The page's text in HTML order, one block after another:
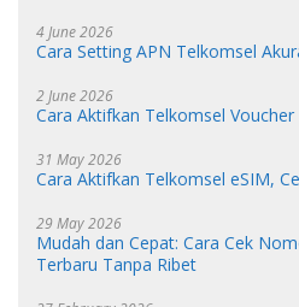
4 June 2026
Cara Setting APN Telkomsel
2 June 2026
Cara Aktifkan Telkomsel Voucher
31 May 2026
Cara Aktifkan Telkomsel eSIM,
29 May 2026
Mudah dan Cepat: Cara Cek
Terbaru Tanpa Ribet